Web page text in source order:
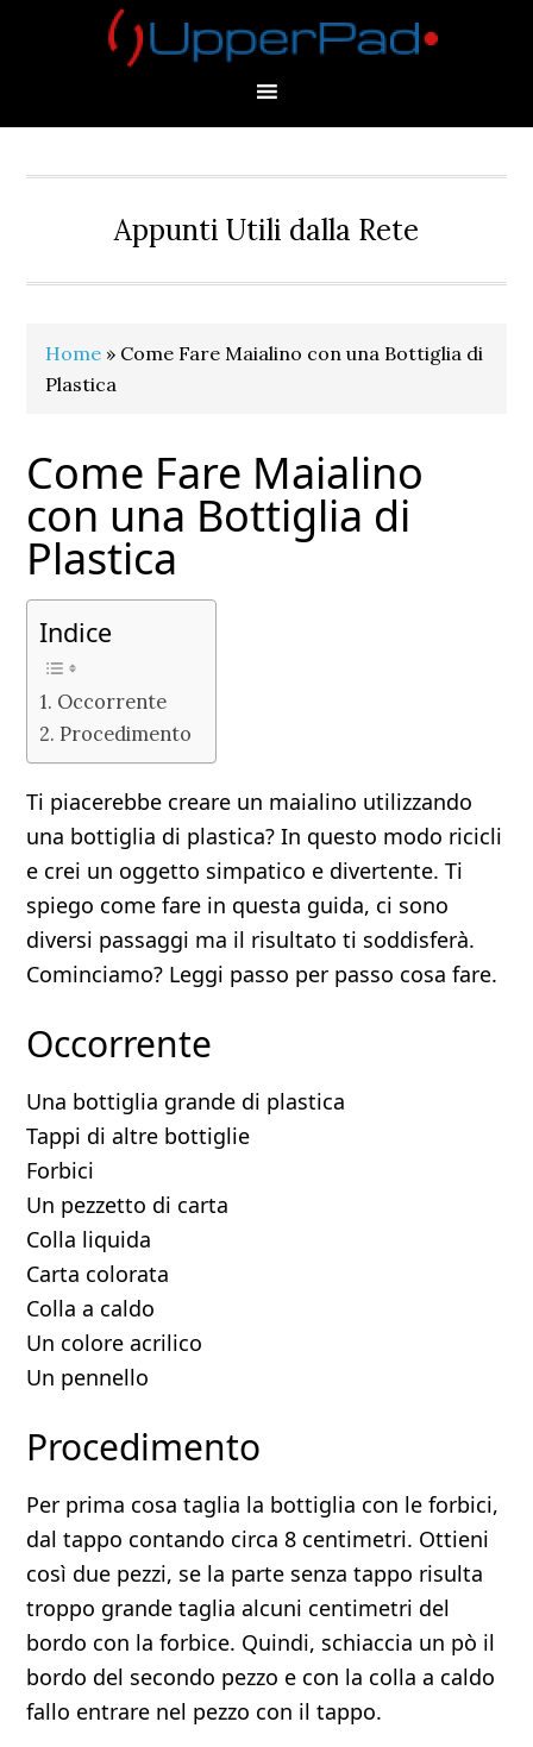
Appunti Utili dalla Rete
Home » Come Fare Maialino con una Bottiglia di
Plastica
Come Fare Maialino
con una Bottiglia di
Plastica
Indice
Occorrente
Procedimento
Ti piacerebbe creare un maialino utilizzando
una bottiglia di plastica? In questo modo ricicli
e crei un oggetto simpatico e divertente. Ti
spiego come fare in questa guida, ci sono
diversi passaggi ma il risultato ti soddisferà.
Cominciamo? Leggi passo per passo cosa fare.
Occorrente
Una bottiglia grande di plastica
Tappi di altre bottiglie
Forbici
Un pezzetto di carta
Colla liquida
Carta colorata
Colla a caldo
Un colore acrilico
Un pennello
Procedimento
Per prima cosa taglia la bottiglia con le forbici,
dal tappo contando circa 8 centimetri. Ottieni
così due pezzi, se la parte senza tappo risulta
troppo grande taglia alcuni centimetri del
bordo con la forbice. Quindi, schiaccia un pò il
bordo del secondo pezzo e con la colla a caldo
fallo entrare nel pezzo con il tappo.